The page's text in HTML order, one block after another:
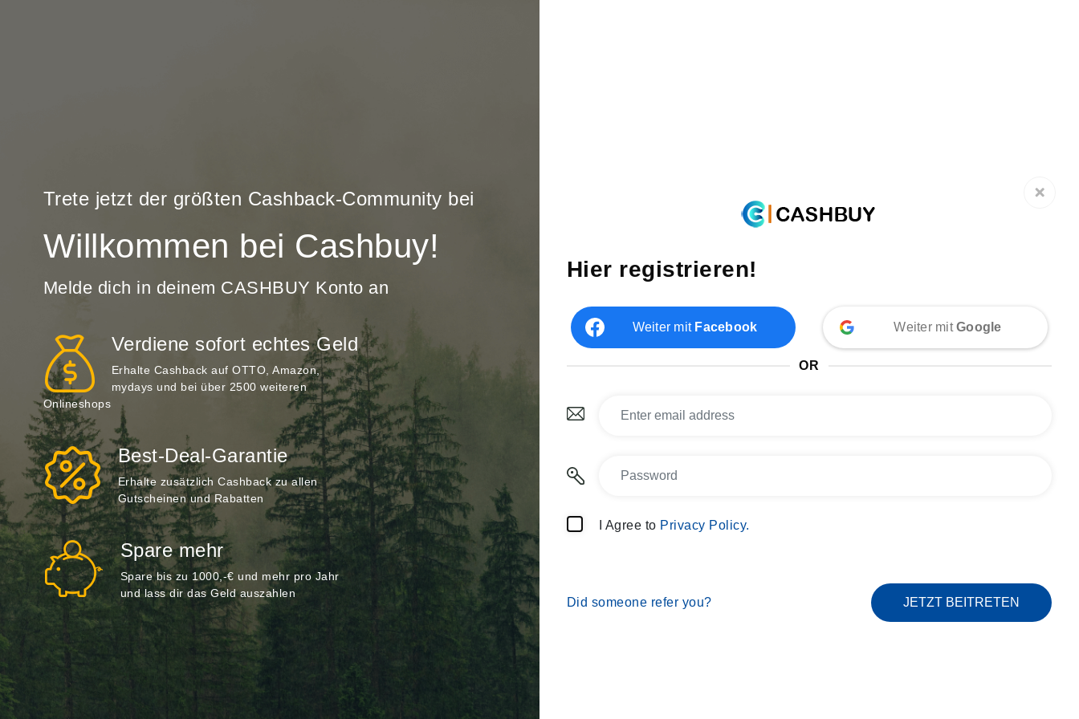
Trete jetzt der größten Cashback-Community bei
Willkommen bei Cashbuy!
Melde dich in deinem CASHBUY Konto an
Verdiene sofort echtes Geld
Erhalte Cashback auf OTTO, Amazon,
mydays und bei über 2500 weiteren
Onlineshops
Best-Deal-Garantie
Erhalte zusätzlich Cashback zu allen
Gutscheinen und Rabatten
Spare mehr
Spare bis zu 1000,-€ und mehr pro Jahr
und lass dir das Geld auszahlen
Hier registrieren!
Weiter mit Facebook Weiter mitGoogle
OR
I Agree to Privacy Policy.
Did someone refer you?